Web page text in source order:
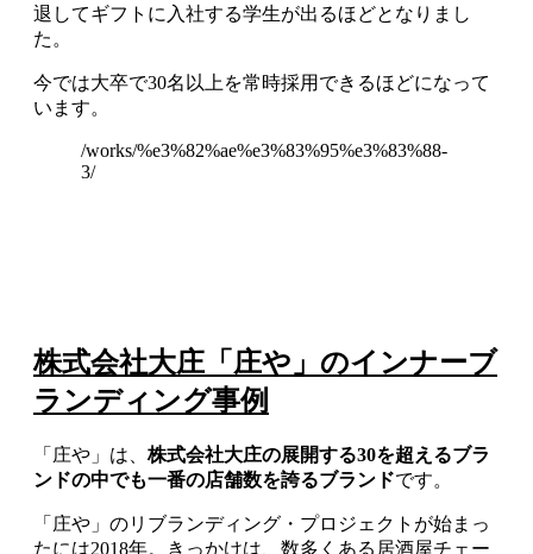
退してギフトに入社する学生が出るほどとなりまし
た。
今では大卒で30名以上を常時採用できるほどになって
います。
/works/%e3%82%ae%e3%83%95%e3%83%88-
3/
株式会社大庄「庄や」のインナーブ
ランディング事例
「庄や」は、 株式会社大庄の展開する30を超えるブラ
ンドの中でも一番の店舗数を誇るブランドです。
「庄や」のリブランディング・プロジェクトが始まっ
たには2018年。きっかけは、数多くある居酒屋チェー